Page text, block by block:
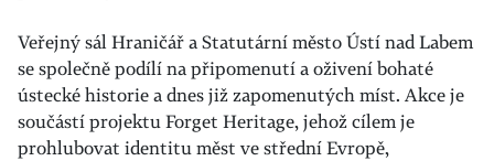
Veřejný sál Hraničář a Statutární město Ústí nad Labem
se společně podílí na připomenutí a oživení bohaté
ústecké historie a dnes již zapomenutých míst. Akce je
součástí projektu Forget Heritage, jehož cílem je
prohlubovat identitu měst ve střední Evropě,